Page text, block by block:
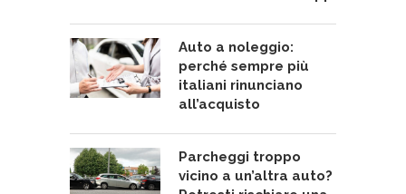
Auto a noleggio:
perché sempre più
italiani rinunciano
all’acquisto
Parcheggi troppo
vicino a un’altra auto?